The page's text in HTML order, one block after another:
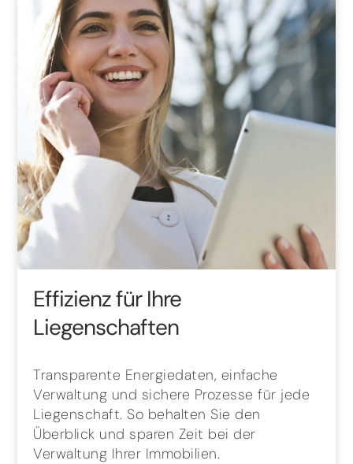
Effizienz für Ihre
Liegenschaften
Transparente Energiedaten, einfache
Verwaltung und sichere Prozesse für jede
Liegenschaft. So behalten Sie den
Überblick und sparen Zeit bei der
Verwaltung Ihrer Immobilien.